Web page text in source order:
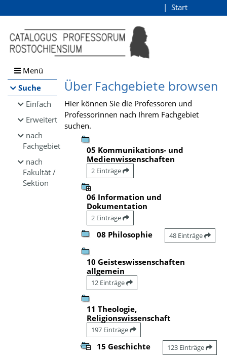
Browsen
direkt zum Inhalt
Start
Menü
Suche
Einfach
Erweitert
nach
Fachgebiet
nach
Fakultät /
Sektion
Über Fachgebiete browsen
Hier können Sie die Professoren und
Professorinnen nach Ihrem Fachgebiet
suchen.
05 Kommunikations- und
Medienwissenschaften
2 Einträge
06 Information und
Dokumentation
2 Einträge
08 Philosophie 48 Einträge
10 Geisteswissenschaften
allgemein
12 Einträge
11 Theologie,
Religionswissenschaft
197 Einträge
15 Geschichte 123 Einträge